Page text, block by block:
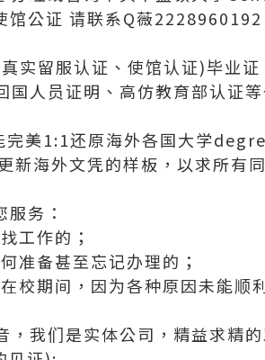
馆公证 请联系Q薇
实留服认证、使馆认证)毕业
人员证明、高仿教育部认证
完美1:1还原海外各国大学
海外文凭的样板，以求所有
务：
工作的；
准备甚至忘记办理的；
校期间，因为各种原因未能顺
我们是实体公司，精益求精